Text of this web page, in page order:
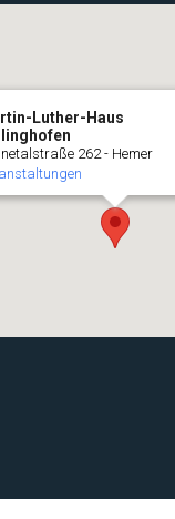
Luther-Haus
262 - Hemer